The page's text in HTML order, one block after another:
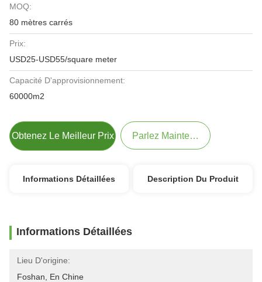
MOQ:
80 mètres carrés
Prix:
USD25-USD55/square meter
Capacité D'approvisionnement:
60000m2
Obtenez Le Meilleur Prix Parlez Maintenant.
Informations Détaillées Description Du Produit
Informations Détaillées
Lieu D'origine:
Foshan, En Chine